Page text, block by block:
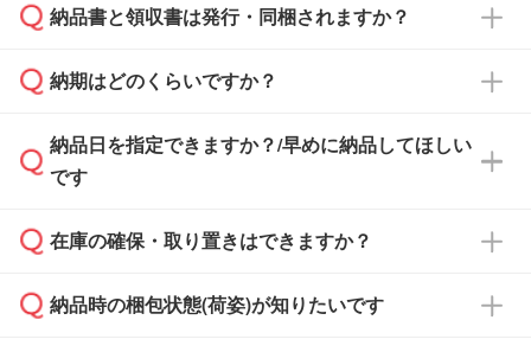
基本的には先入金をお願いしておりますが、自
どの場合は、月末締め翌月末払いに対応可能で
また、卒業・卒園記念品で対策委員会や個人様
校や幼稚園・保育園であれば、同様の条件でご
ご希望の際は担当スタッフまでお気軽にご相談
ください。
納品書と領収書は発行・同梱されますか？
納品書・領収書は ご依頼をいただいた場合の
ず、通常はPDFデータをメール添付でお送りし
ます。
たは注文フォームの『ご注文に関する備考欄』
納期はどのくらいですか？
・印刷する場合(500個程度)
ご入金、イメージ画像の校了から約2週間～2
ご入金確認後、1～2営業日で出荷いたしま
納品日を指定できますか？/早めに納品してほしい
です
ご希望の納期がある場合は、お問い合わせ・お
い。
在庫の確保・取り置きはできますか？
ご入金確認後に在庫を確保し、注文確定のご連
納品時の梱包状態(荷姿)が知りたいです